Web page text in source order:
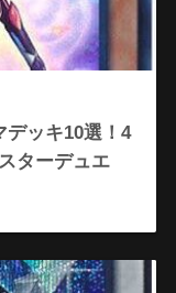
デッキ10選！4
ターデュエ